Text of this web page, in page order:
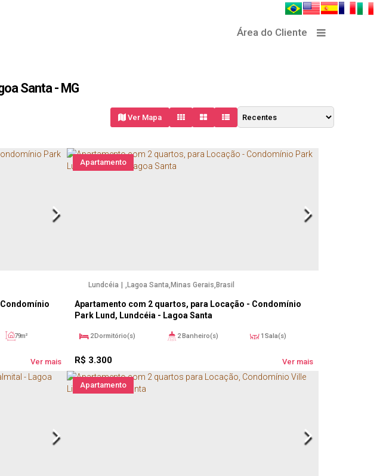
Área do Cliente
Santa - MG
Ver Mapa
79m²
Ver mais
Apartamento
Apartamento com 2 quartos, para Locação - Condomínio
Park Lund, Lundcéia - Lagoa Santa
R$ 3.300
Lundcéia Lagoa Santa Minas Gerais Brasil
2Dormitório(s) 2Banheiro(s) 1 Sala(s)
Ver mais
Apartamento